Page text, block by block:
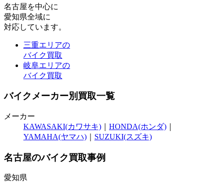
名古屋を中心に
愛知県全域に
対応しています。
三重エリアの
バイク買取
岐阜エリアの
バイク買取
バイクメーカー別買取一覧
メーカー
KAWASAKI(カワサキ)
HONDA(ホンダ)
YAMAHA(ヤマハ)
SUZUKI(スズキ)
名古屋のバイク買取事例
愛知県